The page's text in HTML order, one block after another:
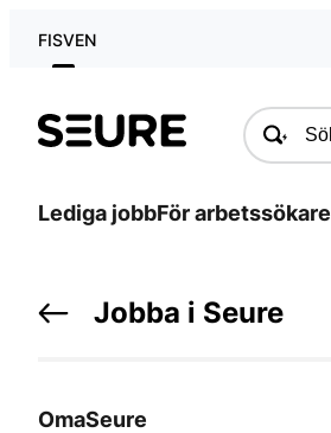
FISVEN
Seure
Lediga jobbFör arbetssökare
Jobba i Seure
OmaSeure